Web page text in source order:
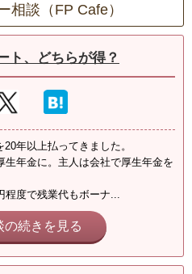
相談（FP Cafe）
ト、どちらが得？
20年以上払ってきました。
年金に。主人は会社で厚生年金を
度で残業代もボーナ...
の続きを見る